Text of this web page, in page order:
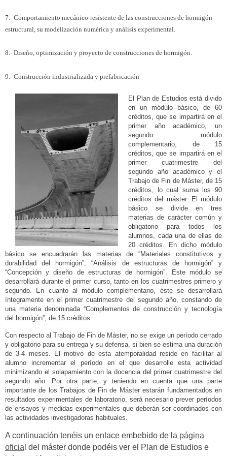
7.- Comportamiento mecánico-resistente de las construcciones de hormigón
estructural, su modelización numérica y análisis experimental.
8.- Diseño, optimización y proyecto de construcciones de hormigón.
9.- Construcción industrializada y prefabricación
El Plan de Estudios está divido
en un módulo básico, de 60
créditos, que se impartirá en el
primer año académico, un
segundo módulo
complementario, de 15
créditos, que se impartirá en el
primer cuatrimestre del
segundo año académico y el
Trabajo de Fin de Máster, de 15
créditos, lo cual suma los 90
créditos del máster. El módulo
básico se divide en tres
materias de carácter común y
obligatorio para todos los
alumnos, cada una de ellas de
20 créditos. En dicho módulo
básico se encuadrarán las materias de “Materiales constitutivos y
durabilidad del hormigón”, “Análisis de estructuras de hormigón” y
“Concepción y diseño de estructuras de hormigón”. Este módulo se
desarrollará durante el primer curso, tanto en los cuatrimestres primero y
segundo. En cuanto al módulo complementario, éste se desarrollará
íntegramente en el primer cuatrimestre del segundo año, constando de
una materia denominada “Complementos de construcción y tecnología
del hormigón”, de 15 créditos.
Con respecto al Trabajo de Fin de Máster, no se exige un período cerrado
y obligatorio para su entrega y su defensa, si bien se estima una duración
de 3-4 meses. El motivo de esta atemporalidad reside en facilitar al
alumno incrementar el período en el que desarrolle esta actividad
minimizando el solapamiento con la docencia del primer cuatrimestre del
segundo año. Por otra parte, y teniendo en cuenta que una parte
importante de los Trabajos de Fin de Máster estarán fundamentados en
resultados experimentales de laboratorio, será necesario prever períodos
de ensayos y medidas experimentales que deberán ser coordinados con
las actividades investigadoras habituales.
A continuación tenéis un enlace embebido de la página
oficia l del máster donde podéis ver el Plan de Estudios e